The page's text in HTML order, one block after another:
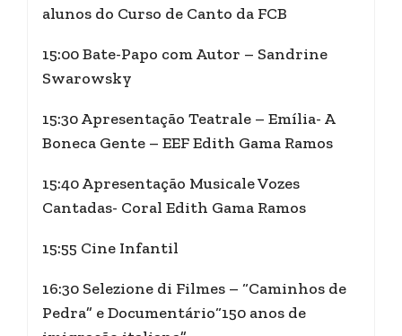
alunos do Curso de Canto da FCB
15:00 Bate-Papo com Autor – Sandrine
Swarowsky
15:30 Apresentação Teatrale – Emília- A
Boneca Gente – EEF Edith Gama Ramos
15:40 Apresentação Musicale Vozes
Cantadas- Coral Edith Gama Ramos
15:55 Cine Infantil
16:30 Selezione di Filmes – “Caminhos de
Pedra” e Documentário“150 anos de